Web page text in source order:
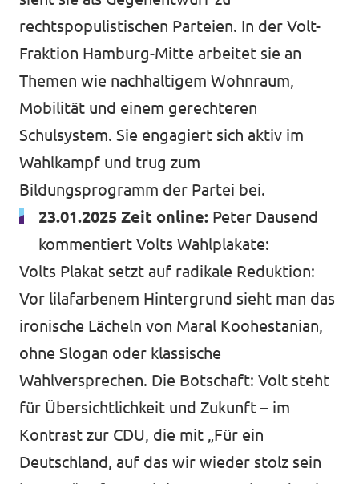
rechtspopulistischen Parteien. In der Volt-
Fraktion Hamburg-Mitte arbeitet sie an
Themen wie nachhaltigem Wohnraum,
Mobilität und einem gerechteren
Schulsystem. Sie engagiert sich aktiv im
Wahlkampf und trug zum
Bildungsprogramm der Partei bei.
23.01.2025 Zeit online: Peter Dausend
kommentiert Volts Wahlplakate:
Volts Plakat setzt auf radikale Reduktion:
Vor lilafarbenem Hintergrund sieht man das
ironische Lächeln von Maral Koohestanian,
ohne Slogan oder klassische
Wahlversprechen. Die Botschaft: Volt steht
für Übersichtlichkeit und Zukunft – im
Kontrast zur CDU, die mit „Für ein
Deutschland, auf das wir wieder stolz sein